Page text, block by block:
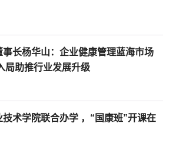
事长杨华山：企业健康管理蓝海市场
局助推行业发展升级
技术学院联合办学 ，“国康班”开课在